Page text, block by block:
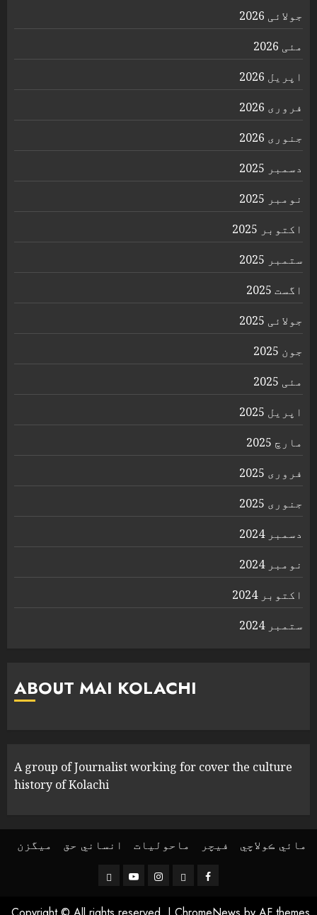
جولائی 2026
مئی 2026
اپریل 2026
فروری 2026
جنوری 2026
دسمبر 2025
نومبر 2025
اکتوبر 2025
ستمبر 2025
اگست 2025
جولائی 2025
جون 2025
مئی 2025
اپریل 2025
مارچ 2025
فروری 2025
جنوری 2025
دسمبر 2024
نومبر 2024
اکتوبر 2024
ستمبر 2024
ABOUT MAI KOLACHI
A group of Journalist working for cover the culture
history of Kolachi
مائي ڪولاچي فیچر ماحولیات انساني حق ميگزن
Facebook
Instagram
YouTube
Threads